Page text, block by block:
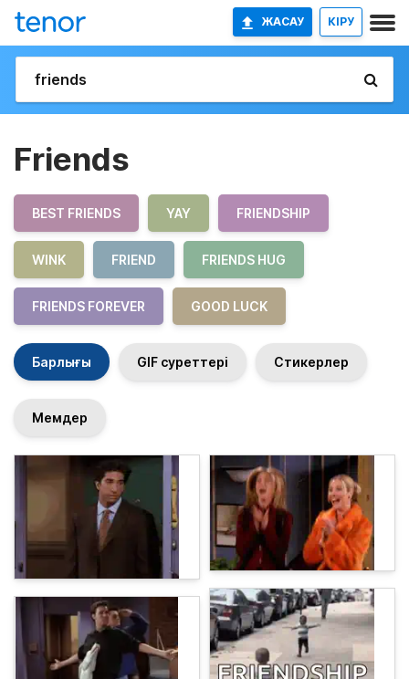
ЖАСАУ КІРУ
Friends
BEST FRIENDS YAY FRIENDSHIP
WINK FRIEND FRIENDS HUG
FRIENDS FOREVER GOOD LUCK
Барлығы GIF суреттері Стикерлер
Мемдер